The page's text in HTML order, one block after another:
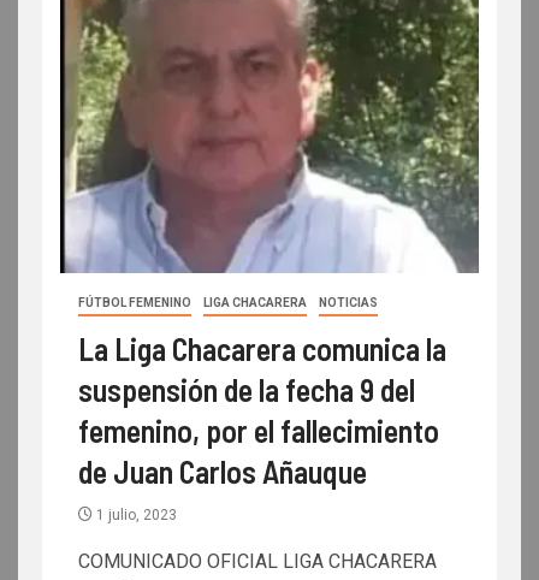
FÚTBOL FEMENINO LIGA CHACARERA NOTICIAS
La Liga Chacarera comunica la
suspensión de la fecha 9 del
femenino, por el fallecimiento
de Juan Carlos Añauque
1 julio, 2023
COMUNICADO OFICIAL LIGA CHACARERA